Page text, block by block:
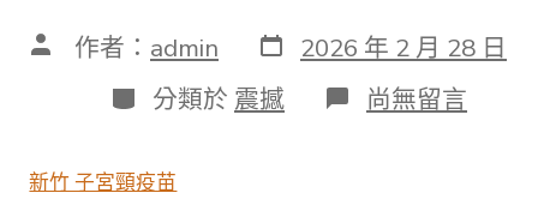
文 作者： admin 發
表
日
期
2026 年 2 月 28 日
分
類
分類於 震撼 在
〈晉
尚無留言
新竹 子宮頸疫苗